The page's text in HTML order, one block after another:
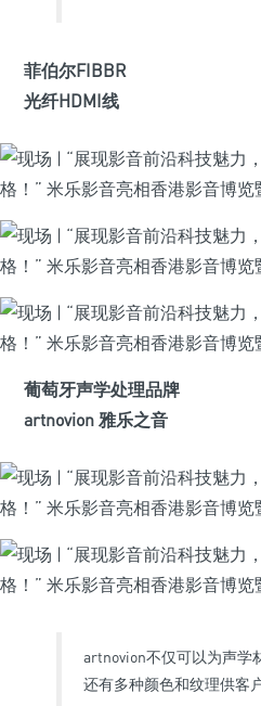
菲伯尔FIBBR
光纤HDMI线
葡萄牙声学处理品牌
artnovion 雅乐之音
artnovion不仅可以为声学
还有多种颜色和纹理供客